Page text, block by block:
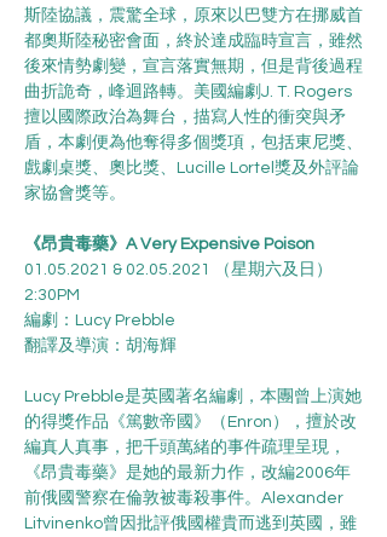
斯陸協議，震驚全球，原來以巴雙方在挪威首
都奧斯陸秘密會面，終於達成臨時宣言，雖然
後來情勢劇變，宣言落實無期，但是背後過程
曲折詭奇，峰迴路轉。美國編劇J. T. Rogers
擅以國際政治為舞台，描寫人性的衝突與矛
盾，本劇便為他奪得多個獎項，包括東尼獎、
戲劇桌獎、奧比獎、Lucille Lortel獎及外評論
家協會獎等。
《昂貴毒藥》A Very Expensive Poison
01.05.2021 & 02.05.2021 （星期六及日）
2:30PM
編劇：Lucy Prebble
翻譯及導演：胡海輝
Lucy Prebble是英國著名編劇，本團曾上演她
的得獎作品《篤數帝國》（Enron），擅於改
編真人真事，把千頭萬緒的事件疏理呈現，
《昂貴毒藥》是她的最新力作，改編2006年
前俄國警察在倫敦被毒殺事件。Alexander
Litvinenko曾因批評俄國權貴而逃到英國，雖